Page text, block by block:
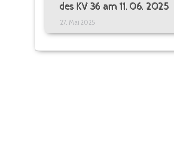
des KV 36 am 11. 06. 2025
27. Mai 2025